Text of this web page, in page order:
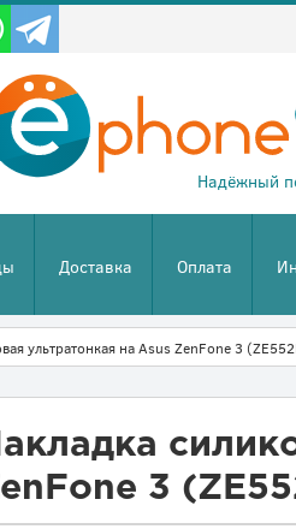
Надёжный
Доставка Оплата
ультратонкая на Asus ZenFone 3
3